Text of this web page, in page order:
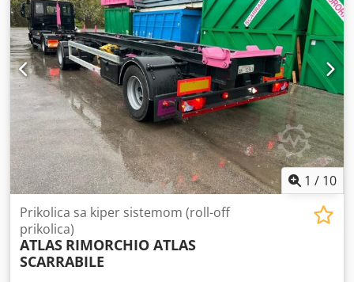
1 / 10
Prikolica sa kiper sistemom (roll-off
prikolica)
ATLAS RIMORCHIO ATLAS
SCARRABILE